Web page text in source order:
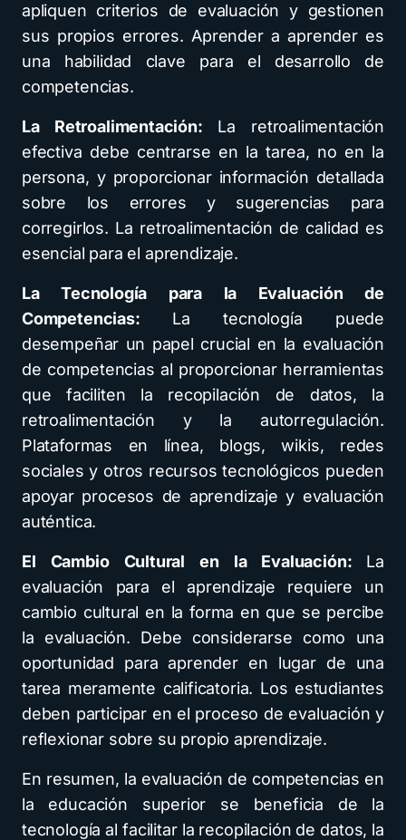
apliquen criterios de evaluación y gestionen
sus propios errores. Aprender a aprender es
una habilidad clave para el desarrollo de
competencias.
La Retroalimentación: La retroalimentación
efectiva debe centrarse en la tarea, no en la
persona, y proporcionar información detallada
sobre los errores y sugerencias para
corregirlos. La retroalimentación de calidad es
esencial para el aprendizaje.
La Tecnología para la Evaluación de
Competencias: La tecnología puede
desempeñar un papel crucial en la evaluación
de competencias al proporcionar herramientas
que faciliten la recopilación de datos, la
retroalimentación y la autorregulación.
Plataformas en línea, blogs, wikis, redes
sociales y otros recursos tecnológicos pueden
apoyar procesos de aprendizaje y evaluación
auténtica.
El Cambio Cultural en la Evaluación: La
evaluación para el aprendizaje requiere un
cambio cultural en la forma en que se percibe
la evaluación. Debe considerarse como una
oportunidad para aprender en lugar de una
tarea meramente calificatoria. Los estudiantes
deben participar en el proceso de evaluación y
reflexionar sobre su propio aprendizaje.
En resumen, la evaluación de competencias en
la educación superior se beneficia de la
tecnología al facilitar la recopilación de datos, la